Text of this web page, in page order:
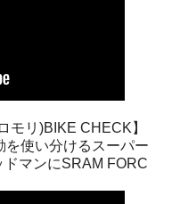
モリ)BIKE CHECK】
を使い分けるスーパー
マンにSRAM FORC